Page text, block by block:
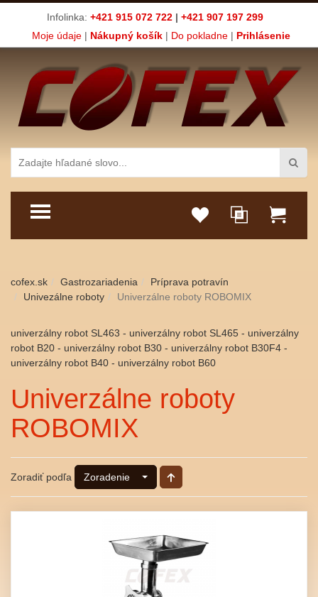
Infolinka: +421 915 072 722 | +421 907 197 299
Moje údaje| Nákupný košík| Do pokladne| Prihlásenie
TOGGLE MENU
cofex.sk Gastrozariadenia
Príprava potravín
Univezálne roboty
Univerzálne roboty ROBOMIX
univerzálny robot SL463 - univerzálny robot SL465 - univerzálny
robot B20 - univerzálny robot B30 - univerzálny robot B30F4 -
univerzálny robot B40 - univerzálny robot B60
Univerzálne roboty
ROBOMIX
Zoradiť podľa Zoradenie